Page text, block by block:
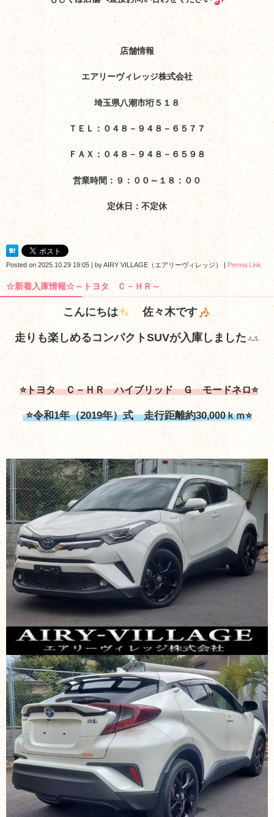
店舗情報
エアリーヴィレッジ株式会社
埼玉県八潮市垳５１８
ＴＥＬ：０４８－９４８－６５７７
ＦＡＸ：０４８－９４８－６５９８
営業時間：９：００～１８：００
定休日：不定休
Posted on 2025.10.29 19:05 | byAIRY VILLAGE（エアリーヴィレッジ） | Perma Link
☆新着入庫情報☆～トヨタ Ｃ－ＨＲ～
こんにちは 佐々木です
走りも楽しめるコンパクトSUVが入庫しました
⭐トヨタ Ｃ－ＨＲ ハイブリッド Ｇ モードネロ⭐
⭐令和1年（2019年）式 走行距離約30,000ｋｍ⭐